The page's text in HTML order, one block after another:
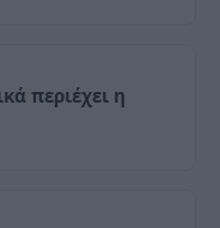
περιέχει η